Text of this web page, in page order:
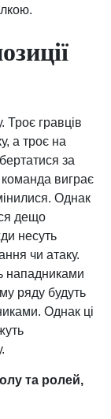
Троє гравців
а троє на
за
виграє
Однак
дещо
несуть
чи атаку.
нападниками
ряду будуть
Однак ці
та ролей,